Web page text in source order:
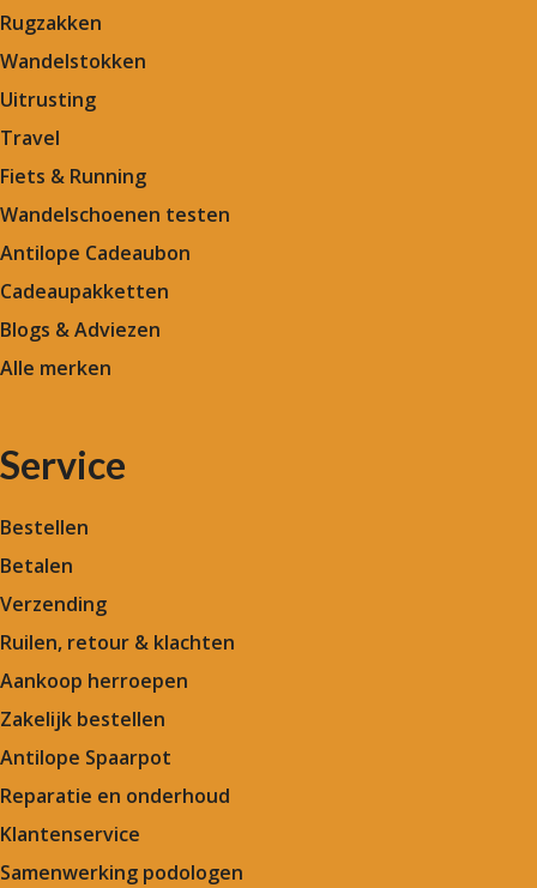
Rugzakken
Wandelstokken
Uitrusting
Travel
Fiets & Running
Wandelschoenen testen
Antilope Cadeaubon
Cadeaupakketten
Blogs & Adviezen
Alle merken
Service
Bestellen
Betalen
Verzending
Ruilen, retour & klachten
Aankoop herroepen
Zakelijk bestellen
Antilope Spaarpot
Reparatie en onderhoud
Klantenservice
Samenwerking podologen